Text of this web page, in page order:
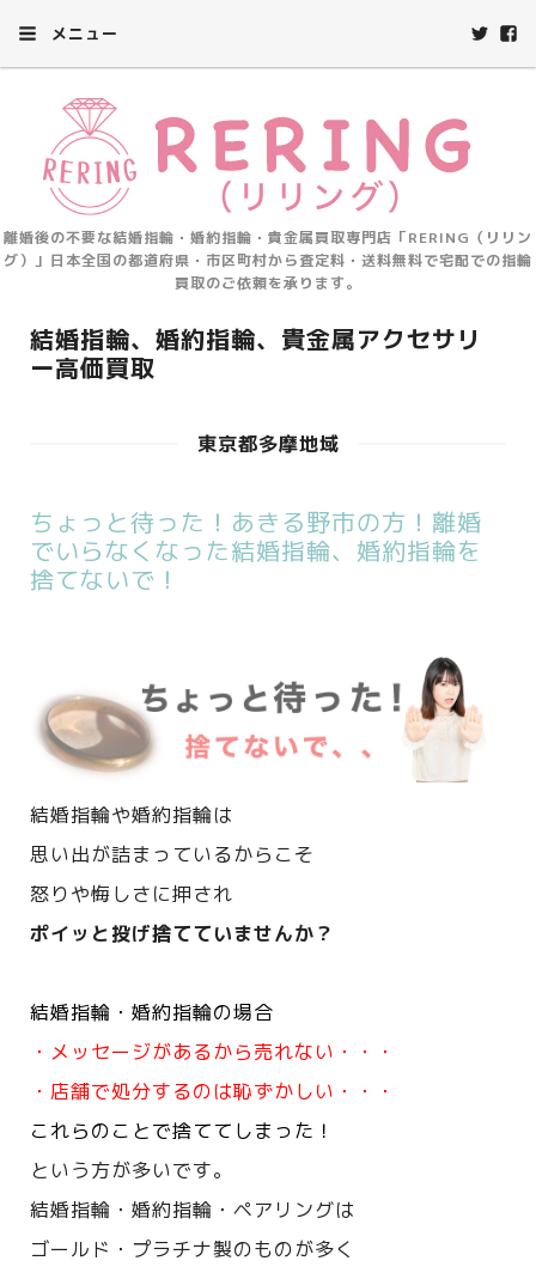
メニュー
離婚後の不要な結婚指輪・婚約指輪・貴金属買取専門店「RERING（リリン
グ）」日本全国の都道府県・市区町村から査定料・送料無料で宅配での指輪
買取のご依頼を承ります。
結婚指輪、婚約指輪、貴金属アクセサリ
ー高価買取
東京都多摩地域
ちょっと待った！あきる野市の方！離婚
でいらなくなった結婚指輪、婚約指輪を
捨てないで！
結婚指輪や婚約指輪は
思い出が詰まっているからこそ
怒りや悔しさに押され
ポイッと投げ捨てていませんか？
結婚指輪・婚約指輪の場合
・メッセージがあるから売れない・・・
・店舗で処分するのは恥ずかしい・・・
これらのことで捨ててしまった！
という方が多いです。
結婚指輪・婚約指輪・ペアリングは
ゴールド・プラチナ製のものが多く